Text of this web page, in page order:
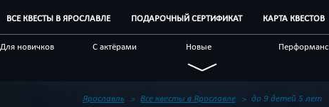
ВСЕ КВЕСТЫ В ЯРОСЛАВЛЕ ПОДАРОЧНЫЙ СЕРТИФИКАТ КАРТА КВЕСТОВ
Для новичков С актёрами Новые Перформанс
Живые
С аниматором Научные По фильму
Ярославль Все квесты в Ярославле до 9 детей 5 лет